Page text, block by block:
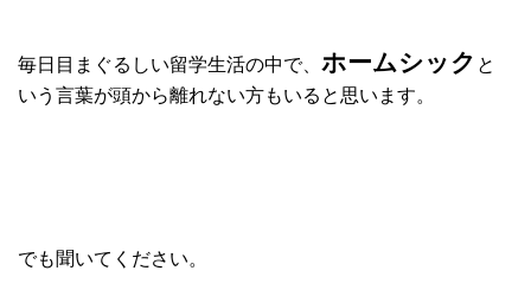
毎日目まぐるしい留学生活の中で、 ホームシック と
いう言葉が頭から離れない方もいると思います。
でも聞いてください。